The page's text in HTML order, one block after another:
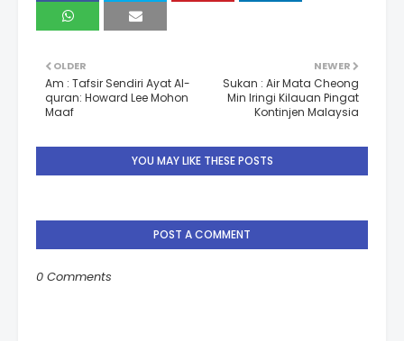
NEWER
Sukan : Air Mata Cheong
Min Iringi Kilauan Pingat
Kontinjen Malaysia
OLDER
Am : Tafsir Sendiri Ayat Al-
quran: Howard Lee Mohon
Maaf
YOU MAY LIKE THESE POSTS
POST A COMMENT
0 Comments